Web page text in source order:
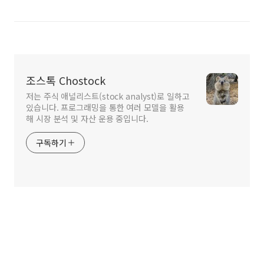
조스톡 Chostock
저는 주식 애널리스트(stock analyst)로 일하고
있습니다. 프로그래밍을 통한 여러 모델을 활용
해 시장 분석 및 자산 운용 중입니다.
구독하기